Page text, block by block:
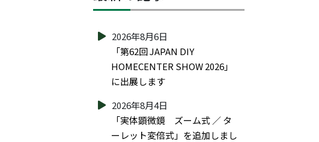
「第62回 JAPAN DIY
HOMECENTER SHOW 2026」
に出展します
2026年8月6日
「実体顕微鏡 ズーム式 ／ タ
ーレット変倍式」を追加しまし
2026年8月4日